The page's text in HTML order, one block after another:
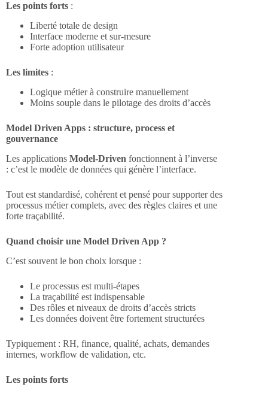
Les points forts :
Liberté totale de design
Interface moderne et sur-mesure
Forte adoption utilisateur
Les limites :
Logique métier à construire manuellement
Moins souple dans le pilotage des droits d’accès
Model Driven Apps : structure, process et
gouvernance
Les applications Model-Driven fonctionnent à l’inverse
: c’est le modèle de données qui génère l’interface.
Tout est standardisé, cohérent et pensé pour supporter des
processus métier complets, avec des règles claires et une
forte traçabilité.
Quand choisir une Model Driven App ?
C’est souvent le bon choix lorsque :
Le processus est multi-étapes
La traçabilité est indispensable
Des rôles et niveaux de droits d’accès stricts
Les données doivent être fortement structurées
Typiquement : RH, finance, qualité, achats, demandes
internes, workflow de validation, etc.
Les points forts